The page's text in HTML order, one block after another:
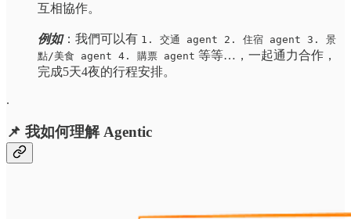
互相協作。
例如：我們可以有 1. 交通 agent 2. 住宿 agent 3. 景
點/美食 agent 4. 購票 agent 等等…，一起通力合作，
完成5天4夜的行程安排。
.
📌 我如何理解 Agentic